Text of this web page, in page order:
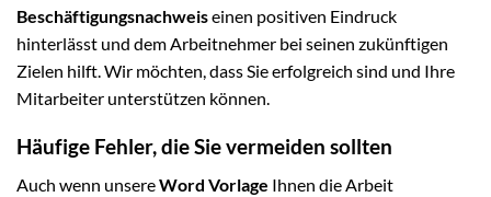
Beschäftigungsnachweiseinen positiven Eindruck
hinterlässt und dem Arbeitnehmer bei seinen zukünftigen
Zielen hilft. Wir möchten, dass Sie erfolgreich sind und Ihre
Mitarbeiter unterstützen können.
Häufige Fehler, die Sie vermeiden sollten
Auch wenn unsereWord Vorlage Ihnen die Arbeit